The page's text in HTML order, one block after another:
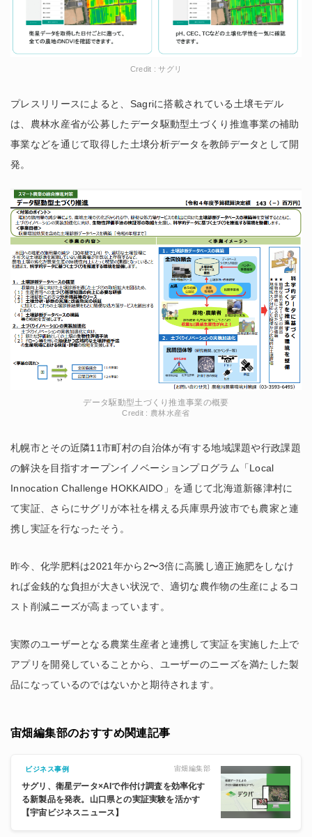
Credit : サグリ
プレスリリースによると、Sagriに搭載されている土壌モデル
は、農林水産省が公募したデータ駆動型土づくり推進事業の補助
事業などを通じて取得した土壌分析データを教師データとして開
発。
データ駆動型土づくり推進事業の概要
Credit : 農林水産省
札幌市とその近隣11市町村の自治体が有する地域課題や行政課題
の解決を目指すオープンイノベーションプログラム「Local
Innocation Challenge HOKKAIDO」を通じて北海道新篠津村に
て実証、さらにサグリが本社を構える兵庫県丹波市でも農家と連
携し実証を行なったそう。
昨今、化学肥料は2021年から2〜3倍に高騰し適正施肥をしなけ
れば金銭的な負担が大きい状況で、適切な農作物の生産によるコ
スト削減ニーズが高まっています。
実際のユーザーとなる農業生産者と連携して実証を実施した上で
アプリを開発していることから、ユーザーのニーズを満たした製
品になっているのではないかと期待されます。
宙畑編集部のおすすめ関連記事
ビジネス事例 宙畑編集部
サグリ、衛星データ×AIで作付け調査を効率化す
る新製品を発表。山口県との実証実験を活かす
【宇宙ビジネスニュース】